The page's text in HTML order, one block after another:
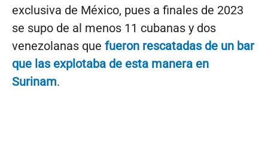
exclusiva de México, pues a finales de 2023
se supo de al menos 11 cubanas y dos
venezolanas que fueron rescatadas de un bar
que las explotaba de esta manera en
Surinam.